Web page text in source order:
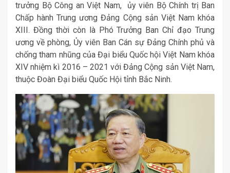
trưởng Bộ Công an Việt Nam, ủy viên Bộ Chính trị Ban
Chấp hành Trung ương Đảng Cộng sản Việt Nam khóa
XIII. Đồng thời còn là Phó Trưởng Ban Chỉ đạo Trung
ương về phòng, Ủy viên Ban Cán sự Đảng Chính phủ và
chống tham nhũng của Đại biểu Quốc hội Việt Nam khóa
XIV nhiệm kì 2016 – 2021 với Đảng Cộng sản Việt Nam,
thuộc Đoàn Đại biểu Quốc Hội tỉnh Bắc Ninh.